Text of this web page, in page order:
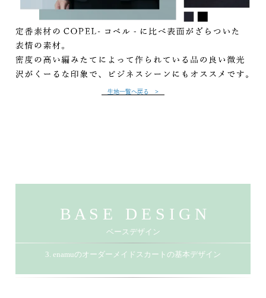
生地一覧へ戻る >
B A S E D E S I G N
ベースデザイン
3. enamuのオーダーメイドスカートの基本デザイン